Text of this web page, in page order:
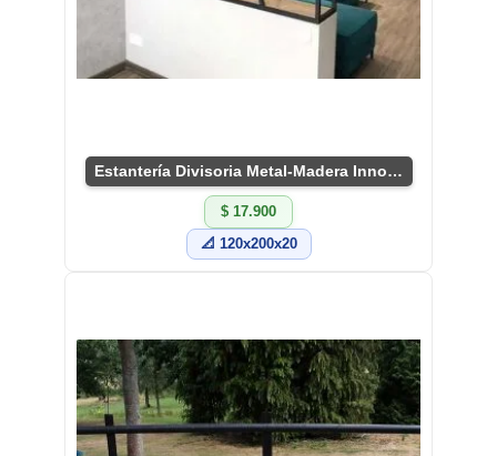
Estantería Divisoria Metal-Madera Innovadora
$ 17.900
📐 120x200x20